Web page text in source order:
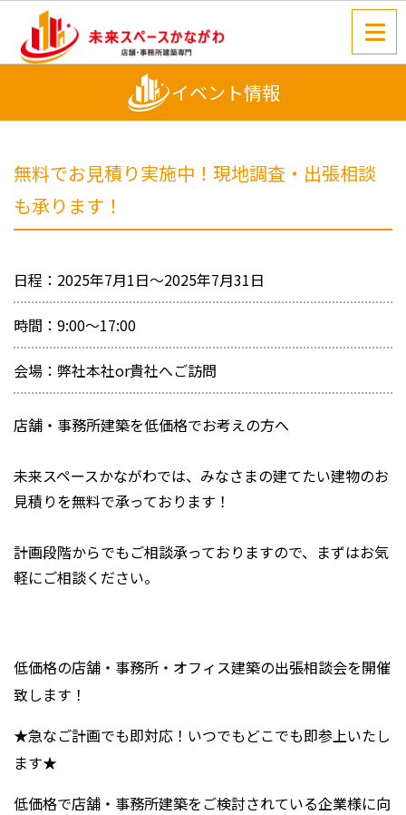
イベント情報
無料でお見積り実施中！現地調査・出張相談
も承ります！
日程：2025年7月1日～2025年7月31日
時間：9:00～17:00
会場：弊社本社or貴社へご訪問
店舗・事務所建築を低価格でお考えの方へ
未来スペースかながわでは、みなさまの建てたい建物のお
見積りを無料で承っております！
計画段階からでもご相談承っておりますので、まずはお気
軽にご相談ください。
低価格の店舗・事務所・オフィス建築の出張相談会を開催
致します！
★急なご計画でも即対応！いつでもどこでも即参上いたし
ます★
低価格で店舗・事務所建築をご検討されている企業様に向